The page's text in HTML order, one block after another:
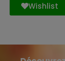
Wishlist